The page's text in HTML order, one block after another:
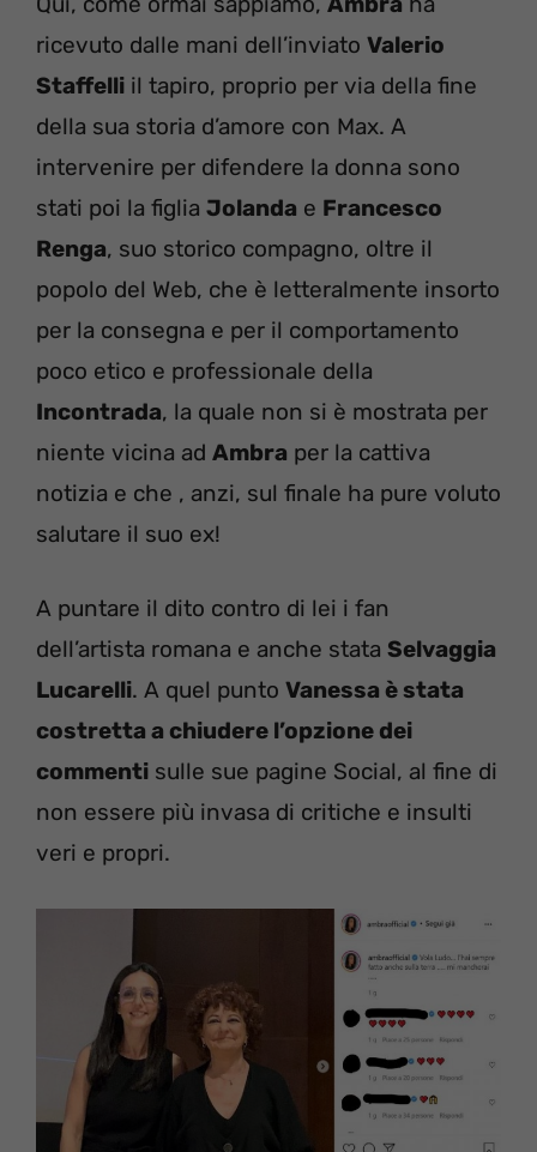
ricevuto dalle mani dell’inviato Valerio
Staffelli il tapiro, proprio per via della fine
della sua storia d’amore con Max. A
intervenire per difendere la donna sono
stati poi la figlia Jolanda e Francesco
Renga, suo storico compagno, oltre il
popolo del Web, che è letteralmente insorto
per la consegna e per il comportamento
poco etico e professionale della
Incontrada, la quale non si è mostrata per
niente vicina ad Ambra per la cattiva
notizia e che , anzi, sul finale ha pure voluto
salutare il suo ex!
A puntare il dito contro di lei i fan
dell’artista romana e anche stata Selvaggia
Lucarelli. A quel punto Vanessa è stata
costretta a chiudere l’opzione dei
commenti sulle sue pagine Social, al fine di
non essere più invasa di critiche e insulti
veri e propri.